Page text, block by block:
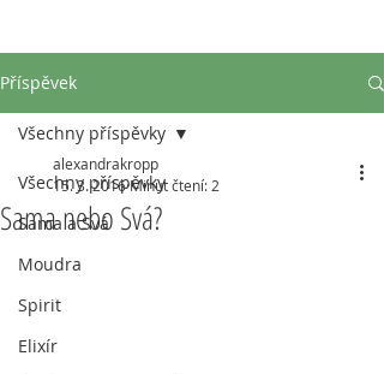
Příspěvek
Všechny příspěvky
Sama a Svá
Moudra
Spirit
Elixír
Všechny příspěvky
Sama nebo Svá?
alexandrakropp
15. 3. 2016 Minut čtení: 2